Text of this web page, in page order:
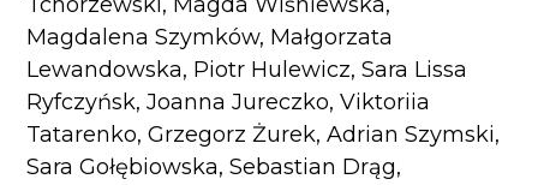
Magdalena Szymków, Małgorzata
Lewandowska, Piotr Hulewicz, Sara Lissa
Ryfczyńsk, Joanna Jureczko, Viktoriia
Tatarenko, Grzegorz Żurek, Adrian Szymski,
Sara Gołębiowska, Sebastian Drąg,